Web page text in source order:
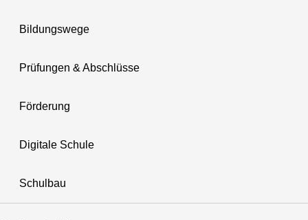
Bildungswege
Prüfungen & Abschlüsse
Förderung
Digitale Schule
Schulbau